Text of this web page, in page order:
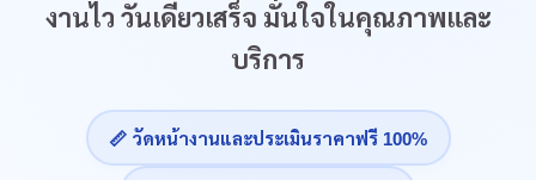
งานไว วันเดียวเสร็จ มั่นใจในคุณภาพและ
บริการ
📏 วัดหน้างานและประเมินราคาฟรี 100%